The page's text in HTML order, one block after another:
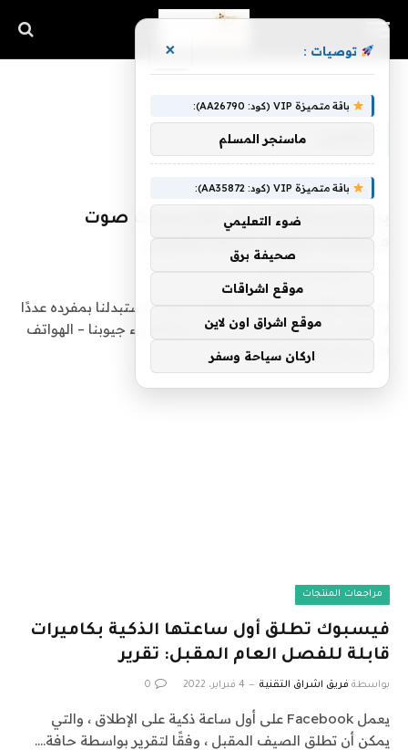
يستخدم JBL’s Bar 1300X مكبرات صوت
محيطية بلوتوث قابلة للفصل
بواسطة
الصورة: Harman JBLجاء الهاتف الذكي واستبدلنا بمفرده عددًا
لا يحصى من الأجهزة التي استخدمناها لملء جيوبنا – الهواتف
المحمولة والكاميرات…
مراجعات المنتجات
فيسبوك تطلق أول ساعتها الذكية بكاميرات
قابلة للفصل العام المقبل: تقرير
بواسطة فريق اشراق التقنية 4 فبراير، 2022 0
يعمل Facebook على أول ساعة ذكية على الإطلاق ، والتي
يمكن أن تطلق الصيف المقبل ، وفقًا لتقرير بواسطة حافة.…
توصيات : ×
باقة متميزة VIP (كود: AA26790):
ماسنجر المسلم
باقة متميزة VIP (كود: AA35872):
ضوء التعليمي
صحيفة برق
موقع اشراقات
موقع اشراق اون لاين
اركان سياحة وسفر